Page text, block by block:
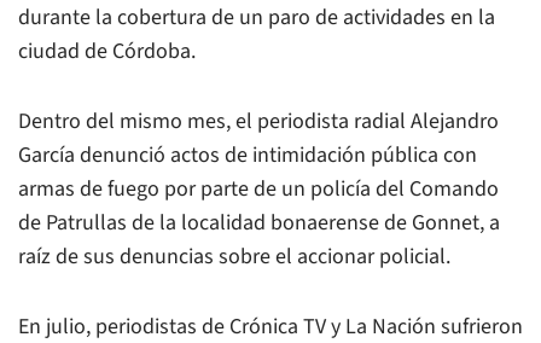
durante la cobertura de un paro de actividades en la
ciudad de Córdoba.
Dentro del mismo mes, el periodista radial Alejandro
García denunció actos de intimidación pública con
armas de fuego por parte de un policía del Comando
de Patrullas de la localidad bonaerense de Gonnet, a
raíz de sus denuncias sobre el accionar policial.
En julio, periodistas de Crónica TV y La Nación sufrieron